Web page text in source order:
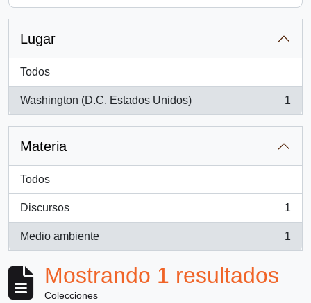
Lugar
Todos
Washington (D.C, Estados Unidos)
, 1 resultados
1
Materia
Todos
Discursos
, 1 resultados
1
Medio ambiente
, 1 resultados
1
Mostrando 1 resultados
Colecciones